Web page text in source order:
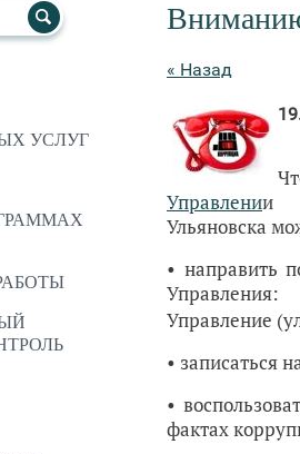
УСЛУГ
« Назад
Управлении
Ульяновска
• направить
Управление
• записаться
•
фактах